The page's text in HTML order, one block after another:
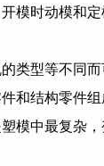
模时动模和定
类型等不同
和结构零件组
模中最复杂